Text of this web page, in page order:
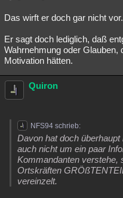
Übersichten
Lesenswert
Das wirft er doch gar nicht vor.
Er sagt doch lediglich, daß
Wahrnehmung oder Glauben,
Motivation hätten.
Quiron
NFS94 schrieb:
Davon hat doch
auch nicht um ein paar
Kommandanten verstehe,
Ortskräften
vereinzelt.